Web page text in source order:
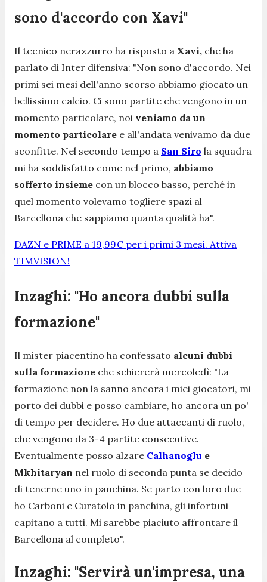
sono d'accordo con Xavi"
Il tecnico nerazzurro ha risposto a Xavi, che ha
parlato di Inter difensiva: "Non sono d'accordo. Nei
primi sei mesi dell'anno scorso abbiamo giocato un
bellissimo calcio. Ci sono partite che vengono in un
momento particolare, noi veniamo da un
momento particolare e all'andata venivamo da due
sconfitte. Nel secondo tempo a San Siro la squadra
mi ha soddisfatto come nel primo, abbiamo
sofferto insieme con un blocco basso, perché in
quel momento volevamo togliere spazi al
Barcellona che sappiamo quanta qualità ha".
DAZN e PRIME a 19,99€ per i primi 3 mesi. Attiva
TIMVISION!
Inzaghi: "Ho ancora dubbi sulla
formazione"
Il mister piacentino ha confessato alcuni dubbi
sulla formazione che schiererà mercoledì: "La
formazione non la sanno ancora i miei giocatori, mi
porto dei dubbi e posso cambiare, ho ancora un po'
di tempo per decidere. Ho due attaccanti di ruolo,
che vengono da 3-4 partite consecutive.
Eventualmente posso alzare Calhanoglu e
Mkhitaryan nel ruolo di seconda punta se decido
di tenerne uno in panchina. Se parto con loro due
ho Carboni e Curatolo in panchina, gli infortuni
capitano a tutti. Mi sarebbe piaciuto affrontare il
Barcellona al completo".
Inzaghi: "Servirà un'impresa, una